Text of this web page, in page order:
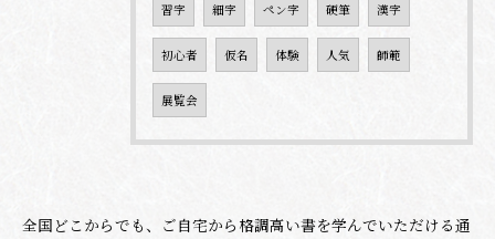
習字 細字 ペン字 硬筆 漢字
初心者 仮名 体験 人気 師範
展覧会
全国どこからでも、ご自宅から格調高い書を学んでいただける通